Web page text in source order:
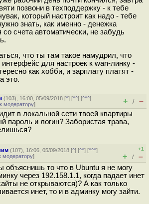
позвони в техподдержку - к тебе
который настроит как надо - тебе
знать, как именно - денежка
со счета автоматически, не забудь
что ты там такое намудрил, что
интерфейс для настроек к wan-линку -
как хобби, и зарплату платят -
это.
(103), 16:00, 05/09/2018 [^] [^^] [^^^]
к модератору] + / –
в локальной сети твоей квартиры
пароль и логин? Забористая трава,
(107), 16:06, 05/09/2018 [^] [^^] [^^^]
модератору]
+1
+ / –
объяснишь то что в Ubuntu я не могу
через 192.158.1.1, когда падает инет
не открываются)? А как только
инет, то и в админку могу зайти.